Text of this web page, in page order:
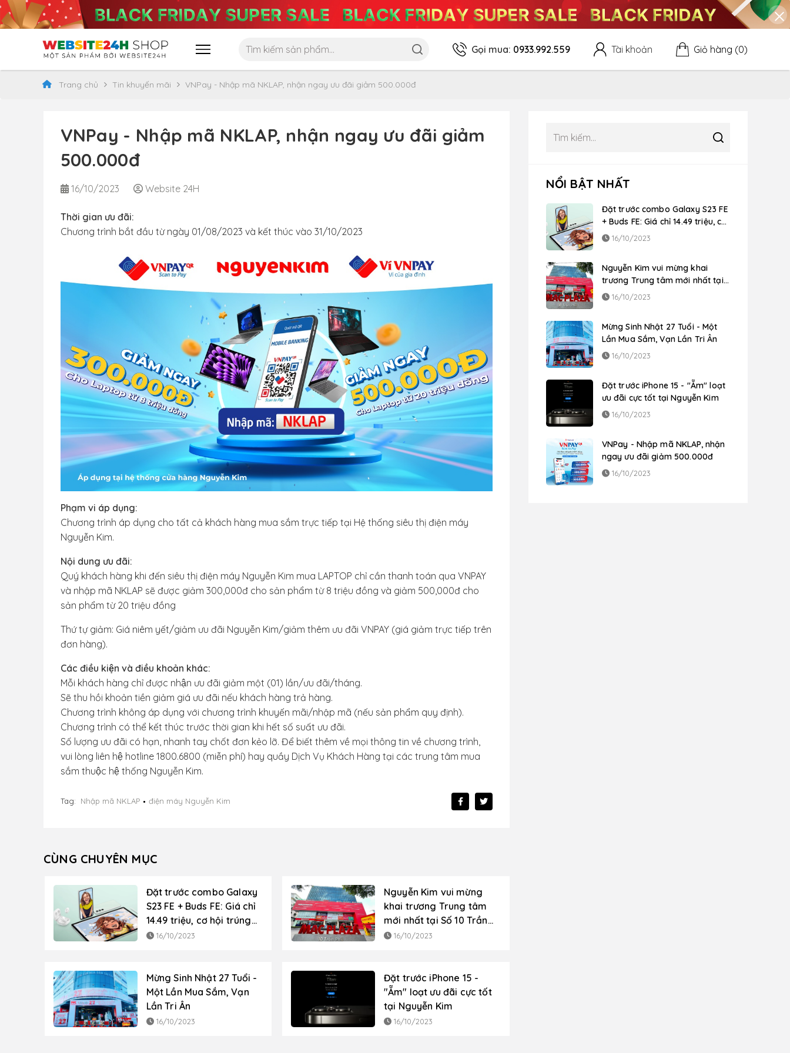
Gọi mua: 0933.992.559 Tài khoản Giỏ hàng (0)
Trang chủ Tin khuyến mãi VNPay - Nhập mã NKLAP, nhận ngay ưu đãi giảm 500.000đ
NỔI BẬT NHẤT
Đặt trước combo Galaxy S23 FE
+ Buds FE: Giá chỉ 14.49 triệu, cơ
hội trúng 10 chuyến du lịch Hàn
16/10/2023
Nguyễn Kim vui mừng khai
trương Trung tâm mới nhất tại
Số 10 Trần Phú, P. Mộ Lao, Q. Hà
16/10/2023
Mừng Sinh Nhật 27 Tuổi - Một
Lần Mua Sắm, Vạn Lần Tri Ân
16/10/2023
Đặt trước iPhone 15 - "Ẵm" loạt
ưu đãi cực tốt tại Nguyễn Kim
16/10/2023
VNPay - Nhập mã NKLAP, nhận
ngay ưu đãi giảm 500.000đ
16/10/2023
VNPay - Nhập mã NKLAP, nhận ngay ưu đãi giảm
500.000đ
16/10/2023 Website 24H
Thời gian ưu đãi:
Chương trình bắt đầu từ ngày 01/08/2023 và kết thúc vào 31/10/2023
Phạm vi áp dụng:
Chương trình áp dụng cho tất cả khách hàng mua sắm trực tiếp tại Hệ thống siêu thị điện máy
Nguyễn Kim.
Nội dung ưu đãi:
Quý khách hàng khi đến siêu thị điện máy Nguyễn Kim mua LAPTOP chỉ cần thanh toán qua VNPAY
và nhập mã NKLAP sẽ được giảm 300,000đ cho sản phẩm từ 8 triệu đồng và giảm 500,000đ cho
sản phẩm từ 20 triệu đồng
Thứ tự giảm: Giá niêm yết/giảm ưu đãi Nguyễn Kim/giảm thêm ưu đãi VNPAY (giá giảm trực tiếp trên
đơn hàng).
Các điều kiện và điều khoản khác:
Mỗi khách hàng chỉ được nhận ưu đãi giảm một (01) lần/ưu đãi/tháng.
Sẽ thu hồi khoản tiền giảm giá ưu đãi nếu khách hàng trả hàng.
Chương trình không áp dụng với chương trình khuyến mãi/nhập mã (nếu sản phẩm quy định).
Chương trình có thể kết thúc trước thời gian khi hết số suất ưu đãi.
Số lượng ưu đãi có hạn, nhanh tay chốt đơn kẻo lỡ. Để biết thêm về mọi thông tin về chương trình,
vui lòng liên hệ hotline 1800.6800 (miễn phí) hay quầy Dịch Vụ Khách Hàng tại các trung tâm mua
sắm thuộc hệ thống Nguyễn Kim.
Tag: Nhập mã NKLAP điện máy Nguyễn Kim
CÙNG CHUYÊN MỤC
Đặt trước combo Galaxy
S23 FE + Buds FE: Giá chỉ
14.49 triệu, cơ hội trúng
10 chuyến du lịch Hàn
16/10/2023
Nguyễn Kim vui mừng
khai trương Trung tâm
mới nhất tại Số 10 Trần
Phú, P. Mộ Lao, Q. Hà
16/10/2023
Mừng Sinh Nhật 27 Tuổi -
Một Lần Mua Sắm, Vạn
Lần Tri Ân
16/10/2023
Đặt trước iPhone 15 -
"Ẵm" loạt ưu đãi cực tốt
tại Nguyễn Kim
16/10/2023